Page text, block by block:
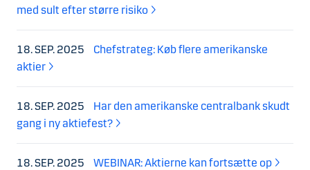
med sult efter større risiko
18. SEP. 2025
Chefstrateg: Køb flere amerikanske
aktier
18. SEP. 2025
Har den amerikanske centralbank skudt
gang i ny aktiefest?
18. SEP. 2025 WEBINAR: Aktierne kan fortsætte op